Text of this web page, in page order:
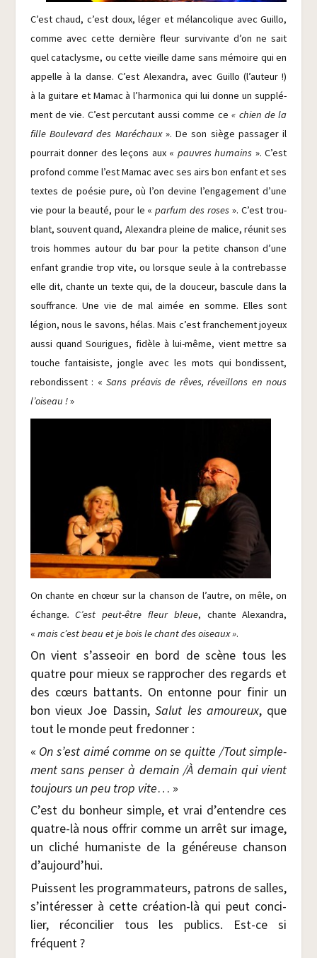
C’est chaud, c’est doux, léger et mélan­co­lique avec Guillo,
comme avec cette der­nière fleur sur­vi­vante d’on ne sait
quel cata­clysme, ou cette vieille dame sans mémoire qui en
appelle à la danse. C’est Alexan­dra, avec Guillo (l’auteur !)
à la gui­tare et Mamac à l’harmonica qui lui donne un sup­plé­
ment de vie. C’est per­cu­tant aus­si comme ce« chien de la
fille Bou­le­vard des Maré­chaux». De son siège pas­sa­ger il
pour­rait don­ner des leçons aux « pauvres humains ». C’est
pro­fond comme l’est Mamac avec ses airs bon enfant et ses
textes de poé­sie pure, où l’on devine l’engagement d’une
vie pour la beau­té, pour le «par­fum des roses ». C’est trou­
blant, sou­vent quand, Alexan­dra pleine de malice, réunit ses
trois hommes autour du bar pour la petite chan­son d’une
enfant gran­die trop vite, ou lorsque seule à la contre­basse
elle dit, chante un texte qui, de la dou­ceur, bas­cule dans la
souf­france. Une vie de mal aimée en somme. Elles sont
légion, nous le savons, hélas. Mais c’est fran­che­ment joyeux
aus­si quand Sou­rigues, fidèle à lui-même, vient mettre sa
touche fan­tai­siste, jongle avec les mots qui bon­dissent,
rebon­dissent : «Sans pré­avis de rêves, réveillons en nous
l’oiseau !»
On chante en chœur sur la chan­son de l’autre, on mêle, on
échange. C’est peut-être fleur bleue, chante Alexan­dra,
« mais c’est beau et je bois le chant des oiseaux ».
On vient s’asseoir en bord de scène tous les
quatre pour mieux se rap­pro­cher des regards et
des cœurs bat­tants. On entonne pour finir un
bon vieux Joe Das­sin,Salut les amou­reux, que
tout le monde peut fredonner :
« On s’est aimé comme on se quitte /​Tout sim­ple­
ment sans pen­ser à demain /​À demain qui vient
tou­jours un peu trop vite… »
C’est du bon­heur simple, et vrai d’entendre ces
quatre-là nous offrir comme un arrêt sur image,
un cli­ché huma­niste de la géné­reuse chan­son
d’aujourd’hui.
Puissent les pro­gram­ma­teurs, patrons de salles,
s’intéresser à cette créa­tion-là qui peut conci­
lier, récon­ci­lier tous les publics. Est-ce si
fréquent ?